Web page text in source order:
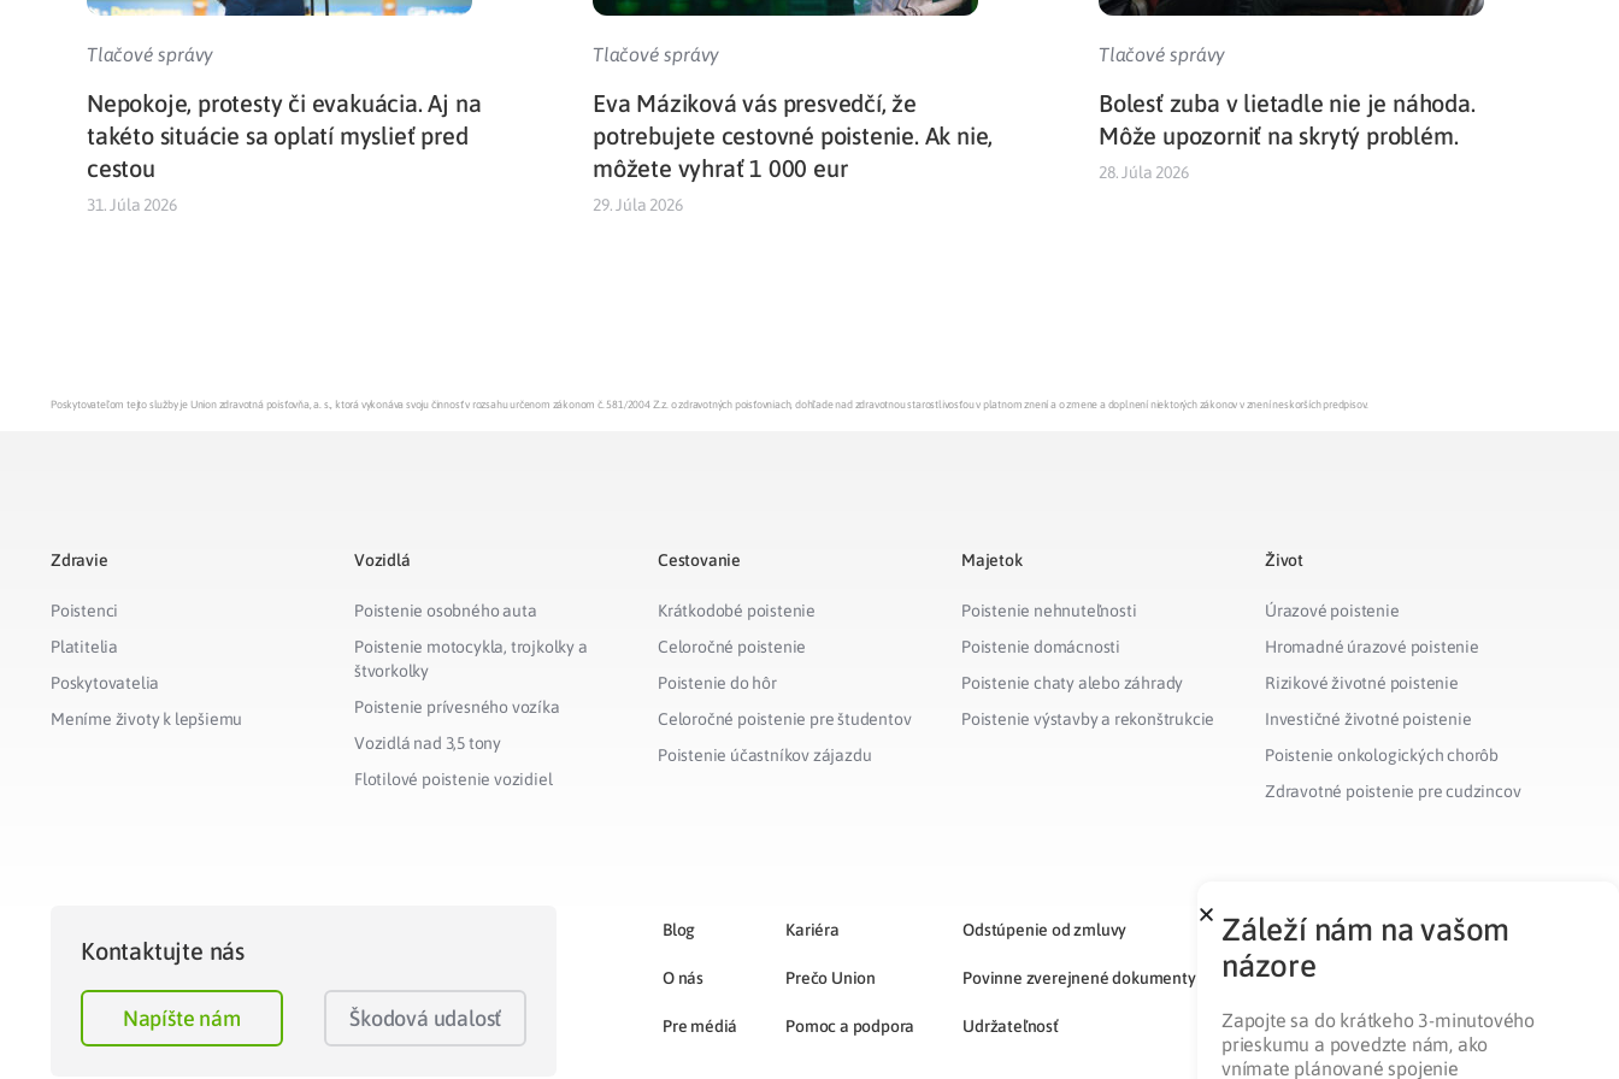
Tlačové správy
Nepokoje, protesty či evakuácia. Aj na
takéto situácie sa oplatí myslieť pred
cestou
31. Júla 2026
Tlačové správy
Eva Máziková vás presvedčí, že
potrebujete cestovné poistenie. Ak nie,
môžete vyhrať 1 000 eur
29. Júla 2026
Tlačové správy
Bolesť zuba v lietadle nie je náhoda.
Môže upozorniť na skrytý problém.
28. Júla 2026
Poskytovateľom tejto služby je Union zdravotná poisťovňa, a. s., ktorá vykonáva svoju činnosť v rozsahu určenom zákonom č. 581/2004 Z.z. o zdravotných poisťovniach, dohľade nad zdravotnou starostlivosťou v platnom znení a o zmene a doplnení niektorých zákonov v znení neskorších predpisov.
Zdravie
Poistenci
Platitelia
Poskytovatelia
Meníme životy k lepšiemu
Vozidlá
Poistenie osobného auta
Poistenie motocykla, trojkolky a
štvorkolky
Poistenie prívesného vozíka
Vozidlá nad 3,5 tony
Flotilové poistenie vozidiel
Cestovanie
Krátkodobé poistenie
Celoročné poistenie
Poistenie do hôr
Celoročné poistenie pre študentov
Poistenie účastníkov zájazdu
Majetok
Poistenie nehnuteľnosti
Poistenie domácnosti
Poistenie chaty alebo záhrady
Poistenie výstavby a rekonštrukcie
Život
Úrazové poistenie
Hromadné úrazové poistenie
Rizikové životné poistenie
Investičné životné poistenie
Poistenie onkologických chorôb
Zdravotné poistenie pre cudzincov
Kontaktujte nás
Napíšte nám Škodová udalosť
Blog
O nás
Pre médiá
Kariéra
Prečo Union
Pomoc a podpora
Odstúpenie od zmluvy
Povinne zverejnené dokumenty
Udržateľnosť
Záleží nám na vašom
názore
Zapojte sa do krátkeho 3-minutového
prieskumu a povedzte nám, ako
vnímate plánované spojenie